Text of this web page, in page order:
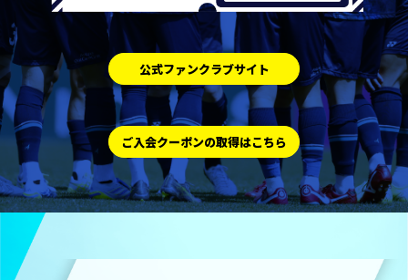
公式ファンクラブサイト
ご入会クーポンの取得はこちら